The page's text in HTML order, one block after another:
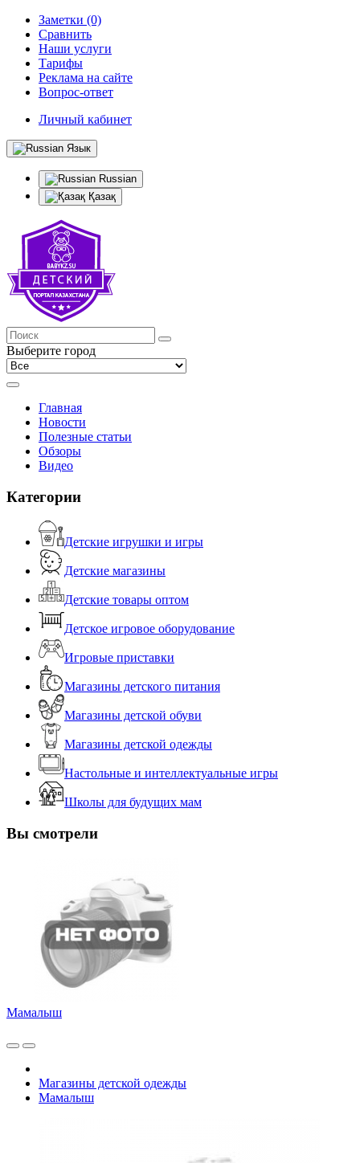
Заметки (0)
Сравнить
Наши услуги
Тарифы
Реклама на сайте
Вопрос-ответ
Личный кабинет
Язык
Russian
Қазақ
Выберите город
Главная
Новости
Полезные статьи
Обзоры
Видео
Категории
Детские игрушки и игры
Детские магазины
Детские товары оптом
Детское игровое оборудование
Игровые приставки
Магазины детского питания
Магазины детской обуви
Магазины детской одежды
Настольные и интеллектуальные игры
Школы для будущих мам
Вы смотрели
Мамалыш
Магазины детской одежды
Мамалыш